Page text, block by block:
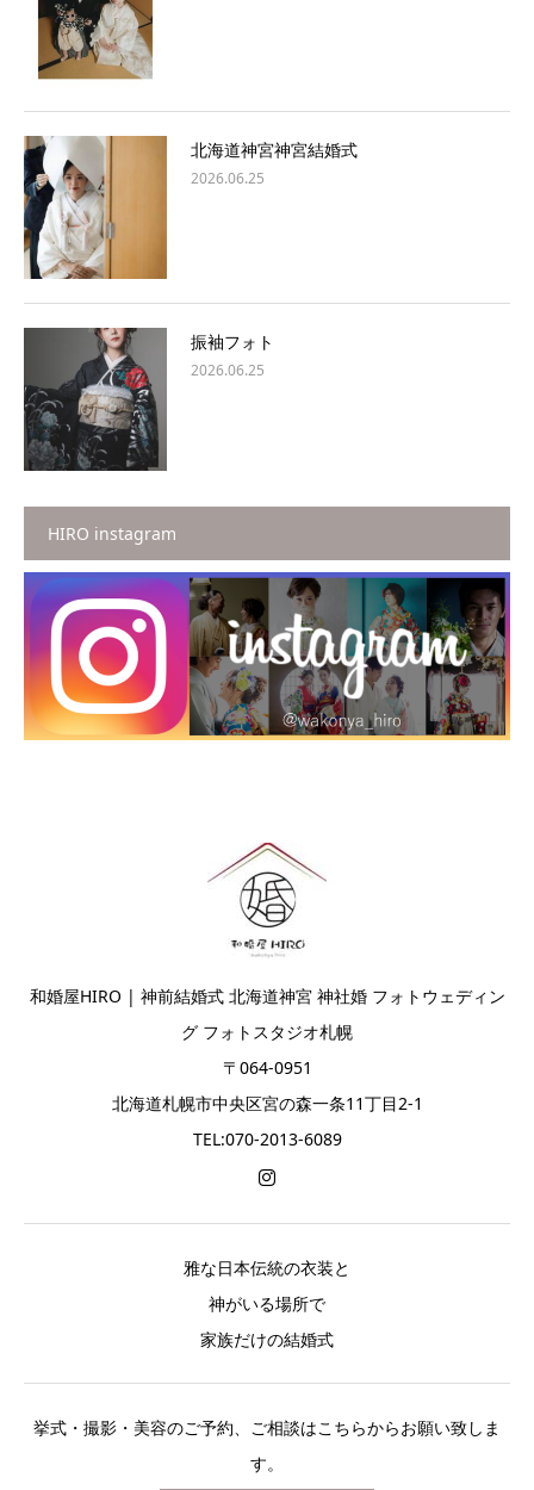
北海道神宮神宮結婚式
2026.06.25
振袖フォト
2026.06.25
HIRO instagram
和婚屋HIRO | 神前結婚式 北海道神宮 神社婚 フォトウェディン
グ フォトスタジオ札幌
〒064-0951
北海道札幌市中央区宮の森一条11丁目2-1
TEL:070-2013-6089
雅な日本伝統の衣装と
神がいる場所で
家族だけの結婚式
挙式・撮影・美容のご予約、ご相談はこちらからお願い致しま
す。